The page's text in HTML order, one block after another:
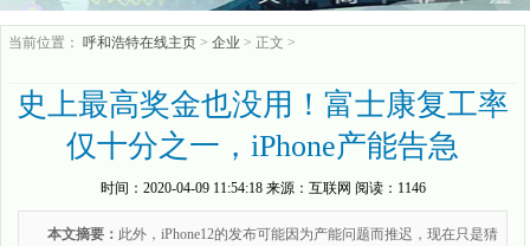
当前位置： 呼和浩特在线主页 > 企业 > 正文 >
史上最高奖金也没用！富士康复工率
仅十分之一，iPhone产能告急
时间： 2020-04-09 11:54:18来源： 互联网 阅读：1146
本文摘要： 此外，iPhone12的发布可能因为产能问题而推迟，现在只是猜